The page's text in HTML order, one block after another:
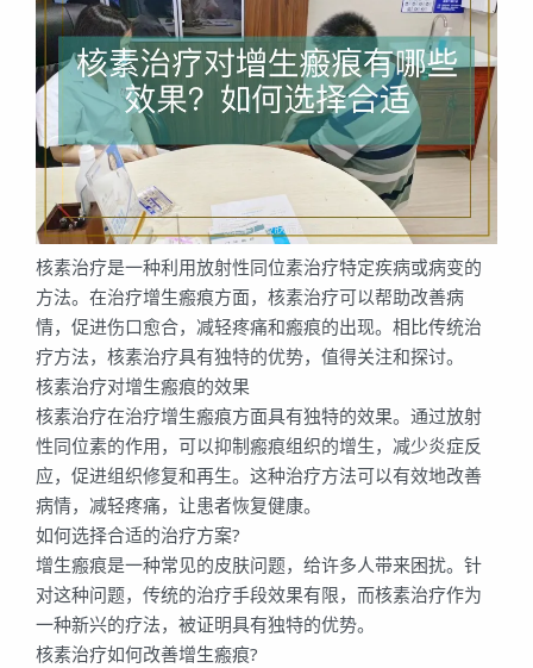
核素治疗是一种利用放射性同位素治疗特定疾病或病变的
方法。在治疗增生瘢痕方面，核素治疗可以帮助改善病
情，促进伤口愈合，减轻疼痛和瘢痕的出现。相比传统治
疗方法，核素治疗具有独特的优势，值得关注和探讨。
核素治疗对增生瘢痕的效果
核素治疗在治疗增生瘢痕方面具有独特的效果。通过放射
性同位素的作用，可以抑制瘢痕组织的增生，减少炎症反
应，促进组织修复和再生。这种治疗方法可以有效地改善
病情，减轻疼痛，让患者恢复健康。
如何选择合适的治疗方案?
增生瘢痕是一种常见的皮肤问题，给许多人带来困扰。针
对这种问题，传统的治疗手段效果有限，而核素治疗作为
一种新兴的疗法，被证明具有独特的优势。
核素治疗如何改善增生瘢痕?